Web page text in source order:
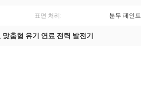
표면 처리: 분무 페인트
, 맞춤형 유기 연료 전력 발전기